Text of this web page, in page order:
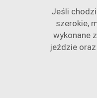
Jeśli
szerokie,
wykonane
jeździe